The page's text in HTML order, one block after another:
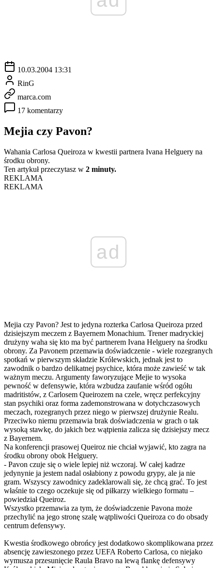
10.03.2004 13:31
RinG
marca.com
17 komentarzy
Mejia czy Pavon?
Wahania Carlosa Queiroza w kwestii partnera Ivana Helguery na
środku obrony.
Ten artykuł przeczytasz w 2 minuty.
REKLAMA
REKLAMA
ad
Mejia czy Pavon? Jest to jedyna rozterka Carlosa Queiroza przed
dzisiejszym meczem z Bayernem Monachium. Trener madryckiej
drużyny waha się kto ma być partnerem Ivana Helguery na środku
obrony. Za Pavonem przemawia doświadczenie - wiele rozegranych
spotkań w pierwszym składzie Królewskich, jednak jest to
zawodnik o bardzo delikatnej psychice, która może zawieść w tak
ważnym meczu. Argumenty faworyzujące Mejie to wysoka
pewność w defensywie, która wzbudza zaufanie wśród ogółu
madritistów, z Carlosem Queirozem na czele, wręcz perfekcyjny
stan psychiki oraz forma zademonstrowana w dotychczasowych
meczach, rozegranych przez niego w pierwszej drużynie Realu.
Przeciwko niemu przemawia brak doświadczenia w grach o tak
wysoką stawkę, do jakich bez wątpienia zalicza się dzisiejszy mecz
z Bayernem.
Na konferencji prasowej Queiroz nie chciał wyjawić, kto zagra na
środku obrony obok Helguery.
- Pavon czuje się o wiele lepiej niż wczoraj. W całej kadrze
jedynynie ja jestem nadal osłabiony z powodu grypy, ale ja nie
gram. Wszyscy zawodnicy zadeklarowali się, że chcą grać. To jest
właśnie to czego oczekuje się od piłkarzy wielkiego formatu –
powiedział Queiroz.
Wszystko przemawia za tym, że doświadczenie Pavona może
przechylić na jego stronę szalę wątpliwości Queiroza co do obsady
centrum defensywy.
Kwestia środkowego obrońcy jest dodatkowo skomplikowana przez
absencję zawieszonego przez UEFA Roberto Carlosa, co niejako
wymusza przesunięcie Raula Bravo na lewą flankę defensywy